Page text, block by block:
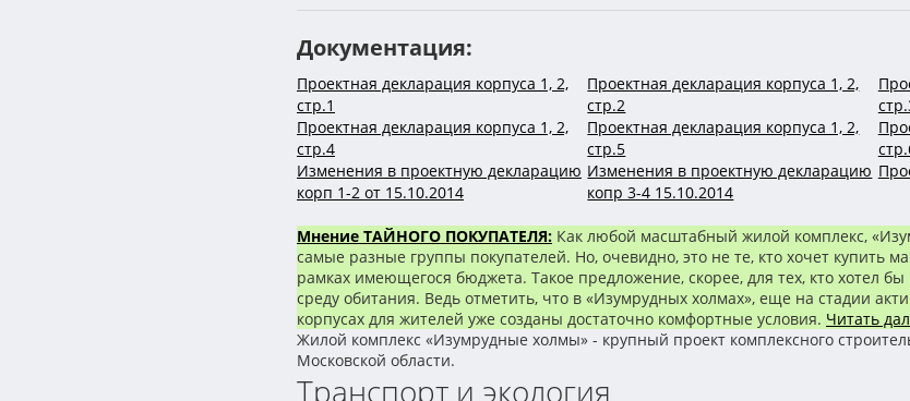
Документация:
Проектная декларация корпуса 1, 2,
стр.1
Проектная декларация корпуса 1, 2,
стр.2
Проектная декларация корпуса 1, 2,
стр.4
Проектная декларация корпуса 1, 2,
стр.5
Изменения в проектную декларацию
корп 1-2 от 15.10.2014
Изменения в проектную декларацию
копр 3-4 15.10.2014
Мнение ТАЙНОГО ПОКУПАТЕЛЯ: Как любой масштабный жилой комплекс,
самые разные группы покупателей. Но, очевидно, это не те, кто хочет купить
рамках имеющегося бюджета. Такое предложение, скорее, для тех, кто хотел
среду обитания. Ведь отметить, что в «Изумрудных холмах», еще на стадии
корпусах для жителей уже созданы достаточно комфортные условия. Читать
Жилой комплекс «Изумрудные холмы» - крупный проект комплексного
Московской области.
Транспорт и экология